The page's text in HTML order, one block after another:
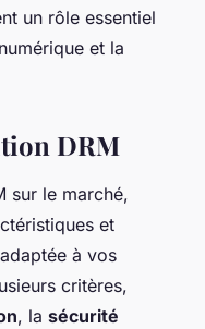
un rôle essentiel
et la
DRM
sur le marché,
et
à vos
critères,
, la sécurité